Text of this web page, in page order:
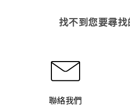
找不到您要尋找
聯絡我們